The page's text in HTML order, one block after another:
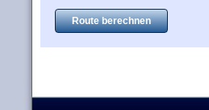
Route berechnen